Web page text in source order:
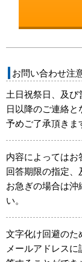
お問い合わせ注
土日祝祭日、及び
日以降のご連絡と
予めご了承頂きま
内容によってはお
回答期限の指定、
お急ぎの場合は沖
い。
文字化け回避のた
メールアドレス